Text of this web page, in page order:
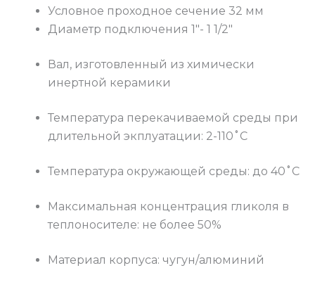
Условное проходное сечение 32 мм
Диаметр подключения 1″- 1 1/2″
Вал, изготовленный из химически
инертной керамики
Температура перекачиваемой среды при
длительной экплуатации: 2-110˚С
Температура окружающей среды: до 40˚С
Максимальная концентрация гликоля в
теплоносителе: не более 50%
Материал корпуса: чугун/алюминий